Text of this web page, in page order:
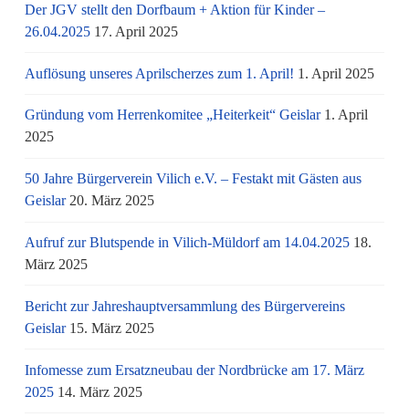
Der JGV stellt den Dorfbaum + Aktion für Kinder –
26.04.2025 17. April 2025
Auflösung unseres Aprilscherzes zum 1. April! 1. April 2025
Gründung vom Herrenkomitee „Heiterkeit“ Geislar 1. April
2025
50 Jahre Bürgerverein Vilich e.V. – Festakt mit Gästen aus
Geislar 20. März 2025
Aufruf zur Blutspende in Vilich-Müldorf am 14.04.2025 18.
März 2025
Bericht zur Jahreshauptversammlung des Bürgervereins
Geislar 15. März 2025
Infomesse zum Ersatzneubau der Nordbrücke am 17. März
2025 14. März 2025